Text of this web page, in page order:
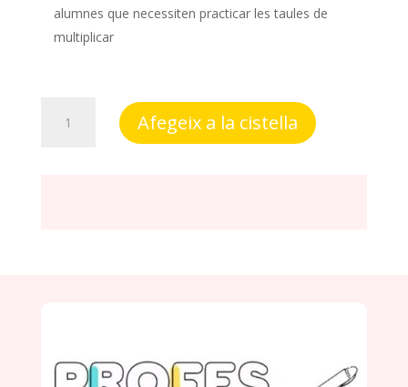
alumnes que necessiten practicar les taules de
multiplicar
Afegeix a la cistella